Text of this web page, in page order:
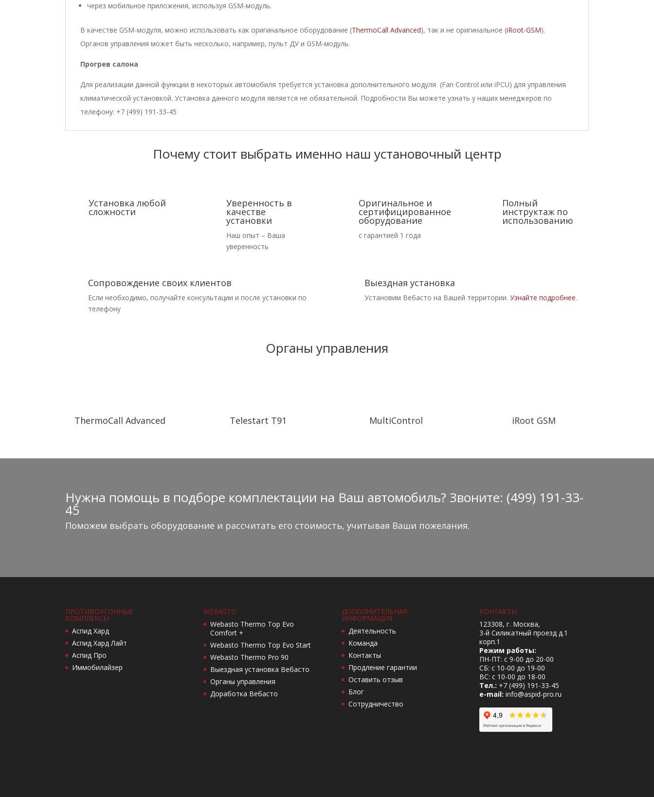
через мобильное приложения, используя GSM-модуль.
В качестве GSM-модуля, можно использовать как оригинальное оборудование (ThermoCall Advanced), так и не оригинальное (iRoot-GSM).
Органов управления может быть несколько, например, пульт ДУ и GSM-модуль.
Прогрев салона
Для реализации данной функции в некоторых автомобиля требуется установка дополнительного модуля (Fan Control или iPCU) для управления
климатической установкой. Установка данного модуля является не обязательной. Подробности Вы можете узнать у наших менеджеров по
телефону: +7 (499) 191-33-45
Почему стоит выбрать именно наш установочный центр
Установка любой
сложности
Уверенность в
качестве
установки
Наш опыт – Ваша
уверенность
Оригинальное и
сертифицированное
оборудование
с гарантией 1 года
Полный
инструктаж по
использованию
Сопровождение своих клиентов
Если необходимо, получайте консультации и после установки по
телефону
Выездная установка
Установим Вебасто на Вашей территории. Узнайте подробнее.
Органы управления
ThermoCall Advanced Telestart T91 MultiControl iRoot GSM
Нужна помощь в подборе комплектации на Ваш автомобиль? Звоните: (499) 191-33-
45
Поможем выбрать оборудование и рассчитать его стоимость, учитывая Ваши пожелания.
ПРОТИВОУГОННЫЕ
КОМПЛЕКСЫ
Аспид Хард
Аспид Хард Лайт
Аспид Про
Иммобилайзер
WEBASTO
Webasto Thermo Top Evo
Comfort +
Webasto Thermo Top Evo Start
Webasto Thermo Pro 90
Выездная установка Вебасто
Органы управления
Доработка Вебасто
ДОПОЛНИТЕЛЬНАЯ
ИНФОРМАЦИЯ
Деятельность
Команда
Контакты
Продление гарантии
Оставить отзыв
Блог
Сотрудничество
КОНТАКТЫ
123308, г. Москва,
3-й Силикатный проезд д.1
корп.1
Режим работы:
ПН-ПТ: с 9-00 до 20-00
СБ: с 10-00 до 19-00
ВС: с 10-00 до 18-00
Тел.: +7 (499) 191-33-45
e-mail: info@aspid-pro.ru